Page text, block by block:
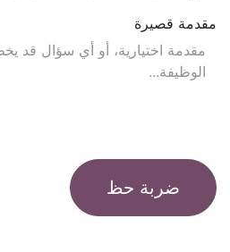
مقدمة قصيرة
ضربة حظ